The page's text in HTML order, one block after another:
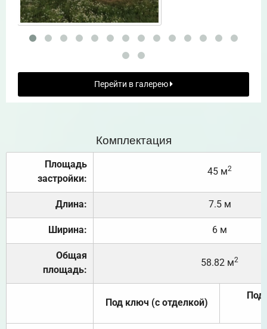
Перейти в галерею
Комплектация
Площадь
застройки:
45 м2
Длина: 7.5 м
Ширина: 6 м
Общая
площадь:
58.82 м2
Под ключ (с отделкой)
Под